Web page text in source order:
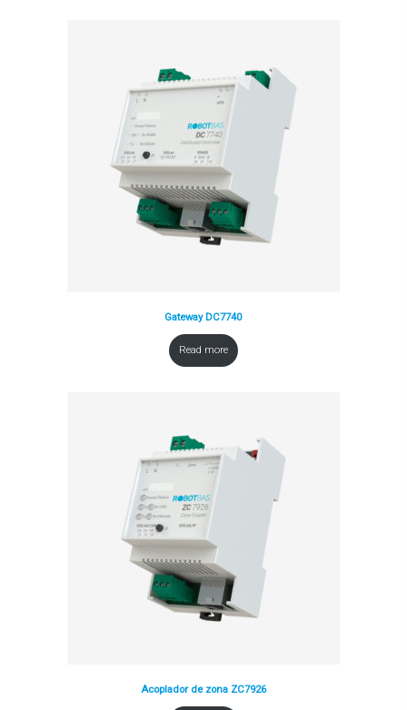
Gateway DC7740
Read more
Acoplador de zona ZC7926